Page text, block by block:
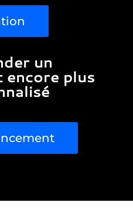
un
encore plus